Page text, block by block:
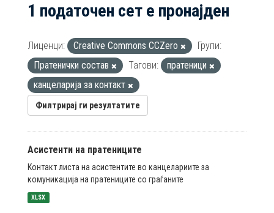
1 податочен сет е пронајден
Лиценци: Creative Commons CCZero
Групи:
Пратенички состав
Тагови:
пратеници
канцеларија за контакт
Филтрирај ги резултатите
Асистенти на пратениците
Контакт листа на асистентите во канцелариите за
комуникација на пратениците со граѓаните
XLSX